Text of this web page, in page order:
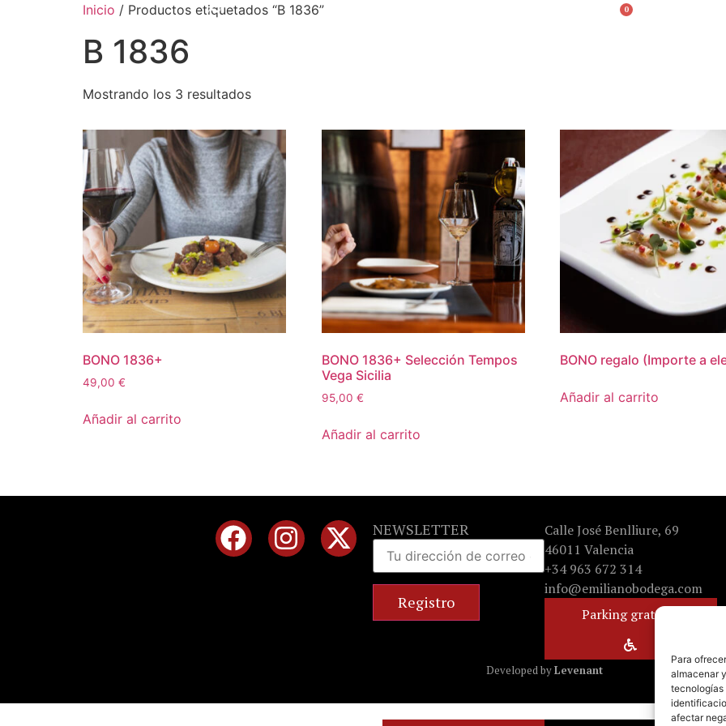
Para
almacenar
tecnologías
afectar
0
Inicio / Productos etiquetados “B 1836”
B 1836
Mostrando los 3 resultados
BONO 1836+
49,00 €
Añadir al carrito
BONO 1836+ Selección Tempos
Vega Sicilia
95,00 €
Añadir al carrito
BONO regalo (Importe a
Añadir al carrito
NEWSLETTER
Calle José Benlliure, 69
46011 Valencia
+34 963 672 314
info@emilianobodega.com
Parking gratuito
Developed byLevenant